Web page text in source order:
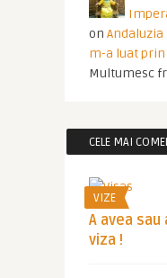
on Andaluzia
m-a luat
Multumesc
CELE MAI
VIZE
A avea
viza !